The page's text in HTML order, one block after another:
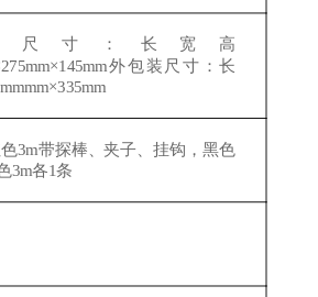
尺寸：长宽高
外包装尺寸：长
3m带探棒、夹子、挂钩，黑色
3m各1条